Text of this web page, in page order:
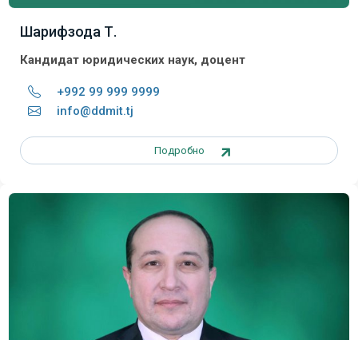
Шарифзода Т.
Кандидат юридических наук, доцент
+992 99 999 9999
info@ddmit.tj
Подробно